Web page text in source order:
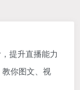
提升直播能力
你图文、视